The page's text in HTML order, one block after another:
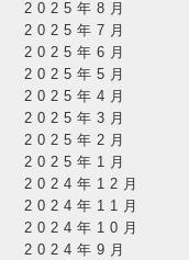
2025年8月
2025年7月
2025年6月
2025年5月
2025年4月
2025年3月
2025年2月
2025年1月
2024年12月
2024年11月
2024年10月
2024年9月